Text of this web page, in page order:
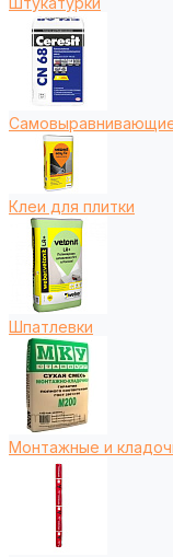
Клеи для плитки
Шпатлевки
Монтажные и